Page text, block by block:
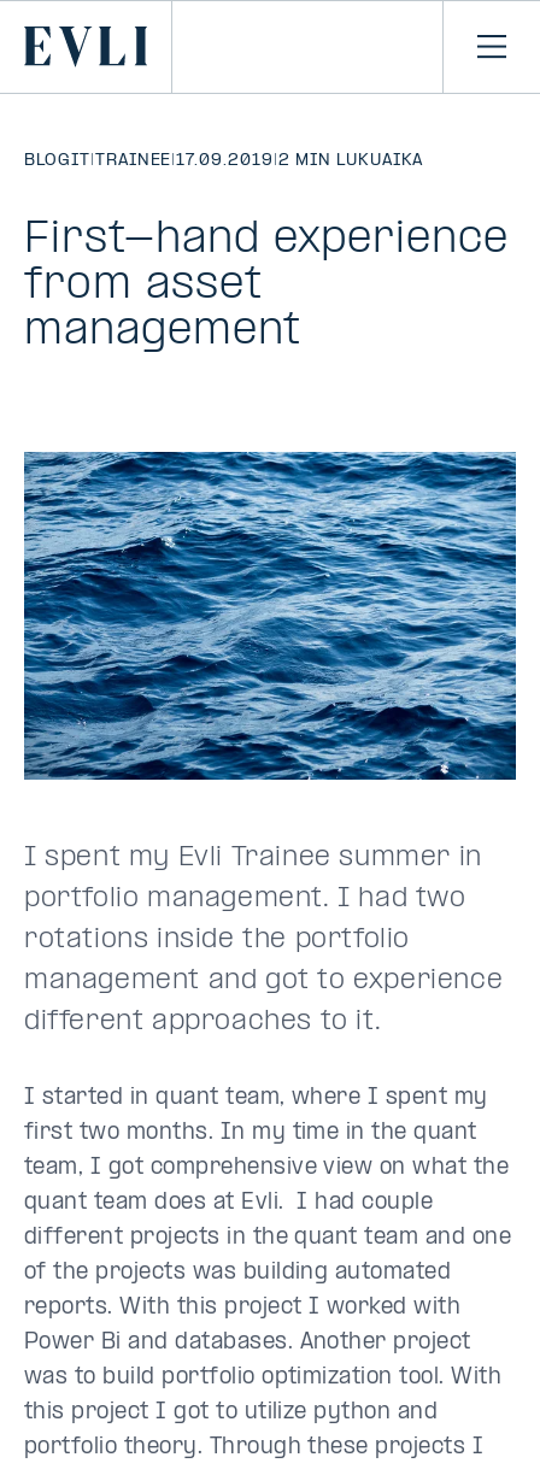
Primary
Avaa
BLOGIT | TRAINEE|17.09.2019 |2 MIN LUKUAIKA
First-hand experience
from asset
management
I spent my Evli Trainee summer in
portfolio management. I had two
rotations inside the portfolio
management and got to experience
different approaches to it.
I started in quant team, where I spent my
first two months. In my time in the quant
team, I got comprehensive view on what the
quant team does at Evli. I had couple
different projects in the quant team and one
of the projects was building automated
reports. With this project I worked with
Power Bi and databases. Another project
was to build portfolio optimization tool. With
this project I got to utilize python and
portfolio theory. Through these projects I